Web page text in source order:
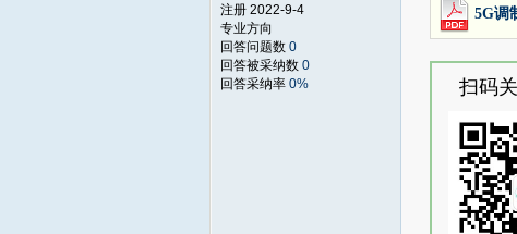
注册 2022-9-4
专业方向
回答问题数 0
回答被采纳数 0
回答采纳率 0%
5G调
扫码